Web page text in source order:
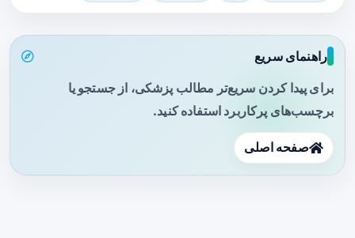
راهنمای سریع
برای پیدا کردن سریع‌تر مطالب پزشکی، از جستجو یا
برچسب‌های پرکاربرد استفاده کنید.
صفحه اصلی